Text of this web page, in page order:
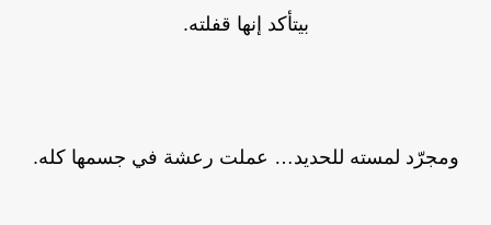
بيتأكد إنها قفلته.
ومجرّد لمسته للحديد… عملت رعشة في جسمها كله.